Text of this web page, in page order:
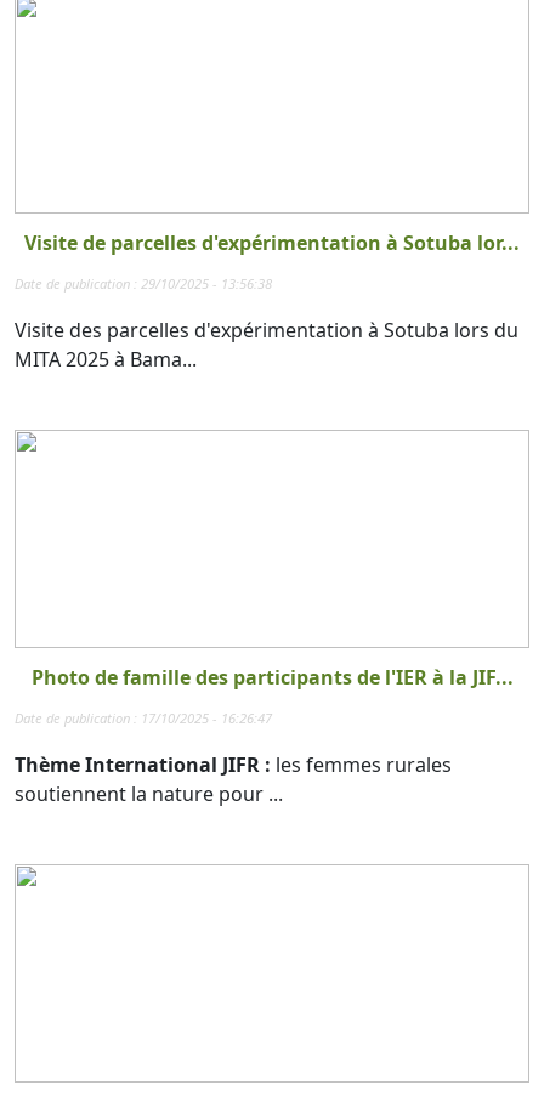
Visite de parcelles d'expérimentation à Sotuba lor...
Date de publication : 29/10/2025 - 13:56:38
Visite des parcelles d'expérimentation à Sotuba lors du
MITA 2025 à Bama...
Photo de famille des participants de l'IER à la JIF...
Date de publication : 17/10/2025 - 16:26:47
Thème International JIFR : les femmes rurales
soutiennent la nature pour ...